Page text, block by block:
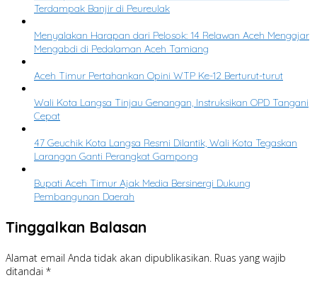
Terdampak Banjir di Peureulak
Menyalakan Harapan dari Pelosok: 14 Relawan Aceh Mengajar
Mengabdi di Pedalaman Aceh Tamiang
Aceh Timur Pertahankan Opini WTP Ke-12 Berturut-turut
Wali Kota Langsa Tinjau Genangan, Instruksikan OPD Tangani
Cepat
47 Geuchik Kota Langsa Resmi Dilantik, Wali Kota Tegaskan
Larangan Ganti Perangkat Gampong
Bupati Aceh Timur Ajak Media Bersinergi Dukung
Pembangunan Daerah
Tinggalkan Balasan
Alamat email Anda tidak akan dipublikasikan. Ruas yang wajib
ditandai *